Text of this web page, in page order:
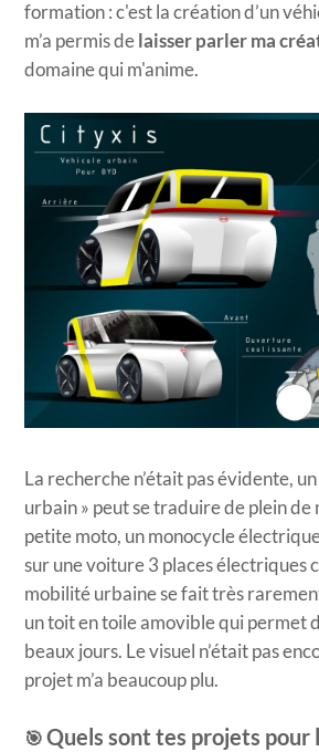
formation : c'est la création d’un
m’a permis de laisser parler ma
domaine qui m'anime.
La recherche n’était pas évidente,
urbain » peut se traduire de plein de
petite moto, un monocycle
sur une voiture 3 places électriques
mobilité urbaine se fait très
un toit en toile amovible qui permet
beaux jours. Le visuel n’était pas
projet m’a beaucoup plu.
🎯Quels sont tes projets pour